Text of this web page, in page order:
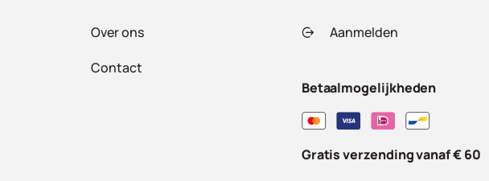
Over ons
Contact
Aanmelden
Betaalmogelijkheden
Gratis verzending vanaf € 60